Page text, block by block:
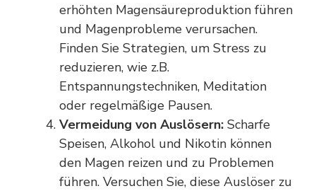
erhöhten Magensäureproduktion führen
und Magenprobleme verursachen.
Finden Sie Strategien, um Stress zu
reduzieren, wie z.B.
Entspannungstechniken, Meditation
oder regelmäßige Pausen.
Vermeidung von Auslösern: Scharfe
Speisen, Alkohol und Nikotin können
den Magen reizen und zu Problemen
führen. Versuchen Sie, diese Auslöser zu